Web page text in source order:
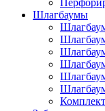
Шлагбаумы